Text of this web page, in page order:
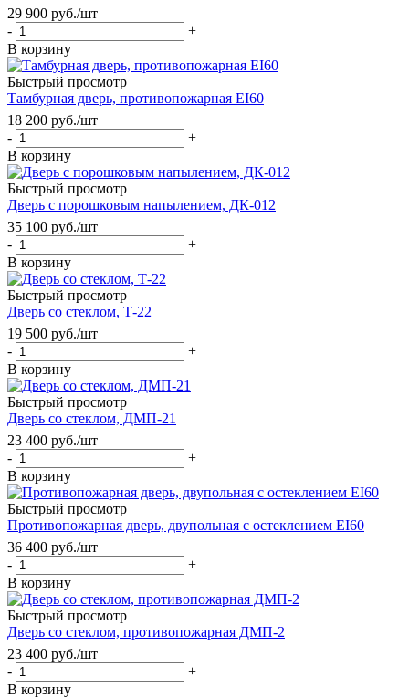
29 900 руб./шт
-
+
В корзину
Быстрый просмотр
Тамбурная дверь, противопожарная EI60
18 200 руб./шт
-
+
В корзину
Быстрый просмотр
Дверь с порошковым напылением, ДК-012
35 100 руб./шт
-
+
В корзину
Быстрый просмотр
Дверь со стеклом, Т-22
19 500 руб./шт
-
+
В корзину
Быстрый просмотр
Дверь со стеклом, ДМП-21
23 400 руб./шт
-
+
В корзину
Быстрый просмотр
Противопожарная дверь, двупольная с остеклением EI60
36 400 руб./шт
-
+
В корзину
Быстрый просмотр
Дверь со стеклом, противопожарная ДМП-2
23 400 руб./шт
-
+
В корзину